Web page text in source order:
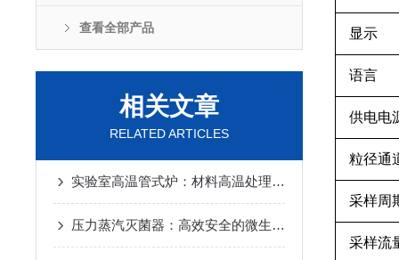
查看全部产品
相关文章
RELATED ARTICLES
实验室高温管式炉：材料高温处理的精密熔炉​
压力蒸汽灭菌器：高效安全的微生物灭菌工具
显示
语言
供电电
粒径通
采样周
采样流